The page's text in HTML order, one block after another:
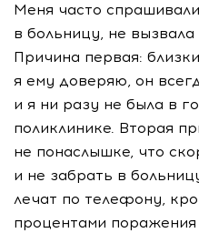
Меня часто
в больницу, не
Причина первая:
я ему доверяю, он
и я ни разу не была в
поликлинике. Вторая
не понаслышке, что
и не забрать в
лечат по телефону,
процентами поражения